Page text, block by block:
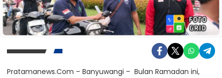
Pratamanews.Com – Banyuwangi – Bulan Ramadan ini,